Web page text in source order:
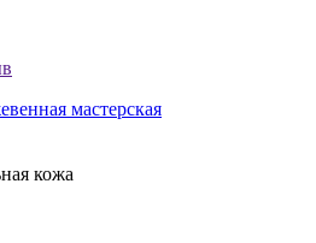
мастерская
кожа